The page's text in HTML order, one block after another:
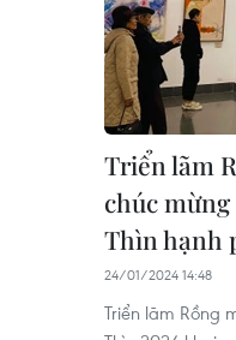
Triển lãm
chúc
Thìn hạnh
24/01/2024 14:48
Triển lãm Rồng